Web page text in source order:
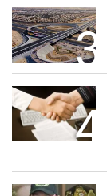
3
4